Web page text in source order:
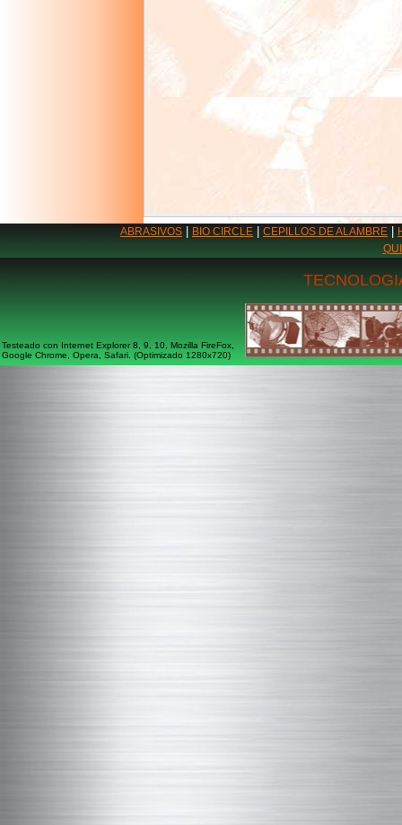
ABRASIVOS BIO CIRCLE CEPILLOS DE ALAMBRE
Testeado con Internet Explorer 8, 9, 10, Mozilla FireFox,
Google Chrome, Opera, Safari. (Optimizado 1280x720)